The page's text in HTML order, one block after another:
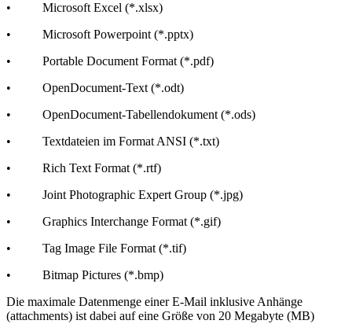
• Microsoft Excel (*.xlsx)
• Microsoft Powerpoint (*.pptx)
• Portable Document Format (*.pdf)
• OpenDocument-Text (*.odt)
• OpenDocument-Tabellendokument (*.ods)
• Textdateien im Format ANSI (*.txt)
• Rich Text Format (*.rtf)
• Joint Photographic Expert Group (*.jpg)
• Graphics Interchange Format (*.gif)
• Tag Image File Format (*.tif)
• Bitmap Pictures (*.bmp)
Die maximale Datenmenge einer E-Mail inklusive Anhänge
(attachments) ist dabei auf eine Größe von 20 Megabyte (MB)